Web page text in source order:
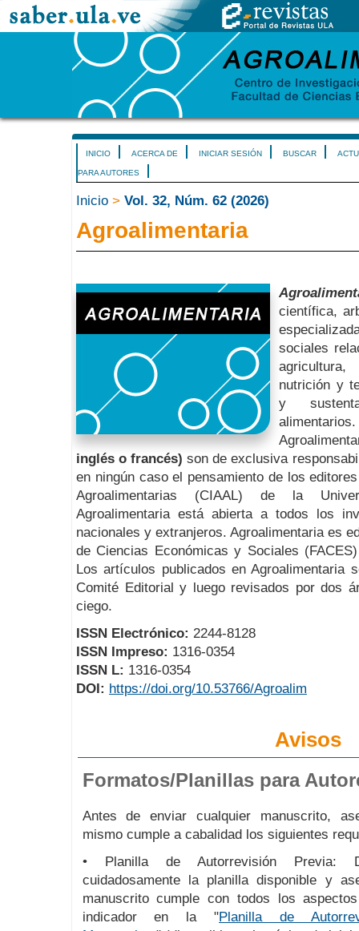
INICIO ACERCA DE INICIAR SESIÓN BUSCAR
PARA AUTORES
Inicio > Vol. 32, Núm. 62 (2026)
Agroalimentaria
científica,
sociales
agricultura,
nutrición y
y
inglés o francés) son de exclusiva
en ningún caso el pensamiento de los
Agroalimentarias (CIAAL) de la
Agroalimentaria está abierta a todos los
nacionales y extranjeros. Agroalimentaria es
de Ciencias Económicas y Sociales
Los artículos publicados en Agroalimentaria
Comité Editorial y luego revisados por dos
ciego.
ISSN Electrónico: 2244-8128
ISSN Impreso: 1316-0354
ISSN L: 1316-0354
DOI: https://doi.org/10.53766/Agroalim
Avisos
Formatos/Planillas para
Antes de enviar cualquier manuscrito,
mismo cumple a cabalidad los siguientes
• Planilla de Autorrevisión Previa:
cuidadosamente la planilla disponible y
manuscrito cumple con todos los
indicador en la "Planilla de